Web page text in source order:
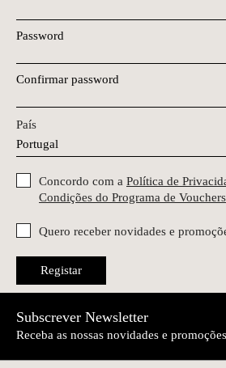
Password
Confirmar password
País
Concordo com a Política de
Condições do Programa de Vouchers
Quero receber novidades e
Registar
Subscrever Newsletter
Receba as nossas novidades e